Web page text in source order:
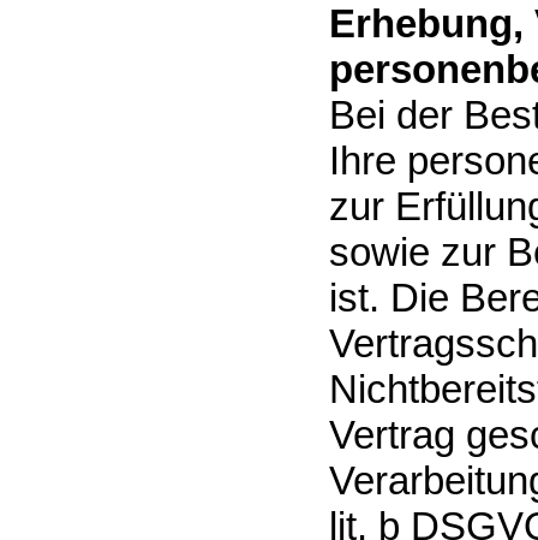
Erhebung,
Bei der
Ihre
zur
sowie zur
ist. Die
Vertrag
lit. b